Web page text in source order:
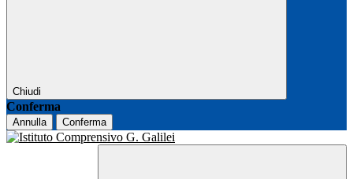
Chiudi
Conferma
Annulla Conferma